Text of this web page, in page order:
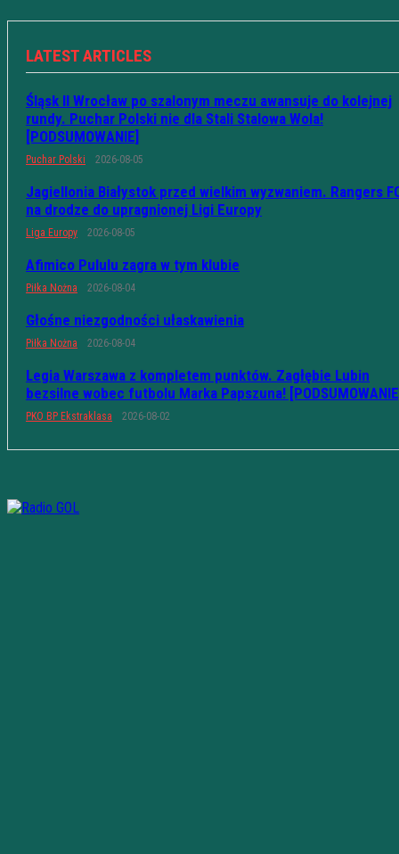
LATEST ARTICLES
Śląsk II Wrocław po szalonym meczu awansuje do kolejnej
rundy. Puchar Polski nie dla Stali Stalowa Wola!
[PODSUMOWANIE]
Puchar Polski 2026-08-05
Jagiellonia Białystok przed wielkim wyzwaniem. Rangers
na drodze do upragnionej Ligi Europy
Liga Europy 2026-08-05
Afimico Pululu zagra w tym klubie
Piłka Nożna 2026-08-04
Głośne niezgodności ułaskawienia
Piłka Nożna 2026-08-04
Legia Warszawa z kompletem punktów. Zagłębie Lubin
bezsilne wobec futbolu Marka Papszuna!
PKO BP Ekstraklasa 2026-08-02